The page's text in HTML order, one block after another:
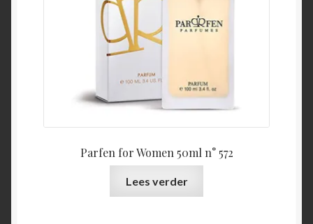
Parfen for Women 50ml n° 572
Lees verder